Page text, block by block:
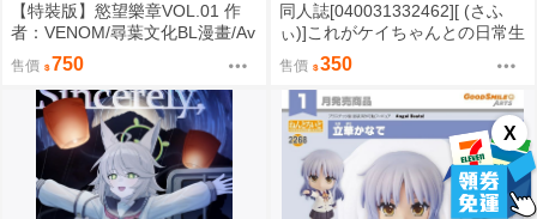
X
【特裝版】慾望樂章VOL.01 作
者：VENOM/尋葉文化BL漫畫/Av
i書店
售價 750
同人誌[040031332462][ (さふ
ぃ)]これがケイちゃんとの日常生
活 (ブルーアーカイブ -Blue Arch
ive-)ケイ
售價 350